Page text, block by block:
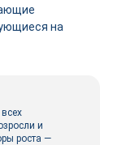
на
и
роста —